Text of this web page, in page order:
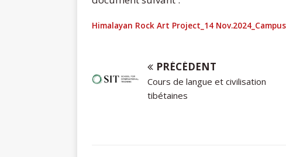
Himalayan Rock Art Project_14
PRÉCÉDENT
Cours de langue et civilisation
tibétaines